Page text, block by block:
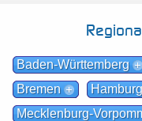
Baden-Württemberg
Bremen
Hamburg
Mecklenburg-